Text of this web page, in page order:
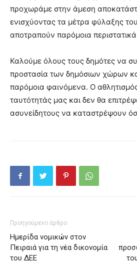
προχωράμε στην άμεση
ενισχύοντας τα μέτρα φύλαξης
αποτραπούν παρόμοια
Καλούμε όλους τους δημότες να
προστασία των δημόσιων χώρων
παρόμοια φαινόμενα. Ο
ταυτότητάς μας και δεν θα
ασυνείδητους να καταστρέψουν
Προηγούμενο άρθρο
Ημερίδα νομικών στον
Πειραιά για τη νέα δικονομία
του ΔΕΕ